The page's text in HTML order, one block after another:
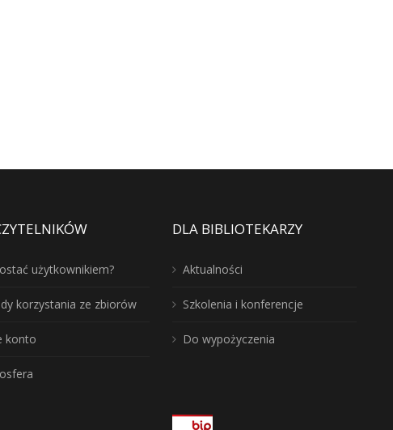
użytkownikiem?
korzystania ze zbiorów
konto
DLA BIBLIOTEKARZY
Aktualności
Szkolenia i konferencje
Do wypożyczenia